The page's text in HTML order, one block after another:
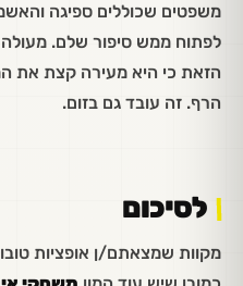
משפטים שכוללים ספיגה
לפתוח ממש סיפור שלם.
הזאת כי היא מעירה קצת את
הרף. זה עובד גם בזום.
לסיכום
מקוות שמצאתם/ן אופציות